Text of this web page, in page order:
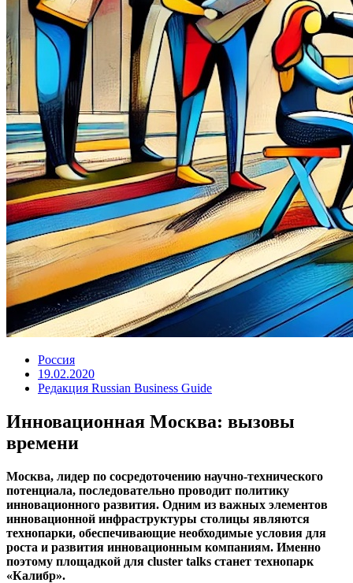
Россия
19.02.2020
Редакция Russian Business Guide
Инновационная Москва: вызовы
времени
Москва, лидер по сосредоточению научно-технического
потенциала, последовательно проводит политику
инновационного развития. Одним из важных элементов
инновационной инфраструктуры столицы являются
технопарки, обеспечивающие необходимые условия для
роста и развития инновационным компаниям. Именно
поэтому площадкой для cluster talks станет технопарк
«Калибр».